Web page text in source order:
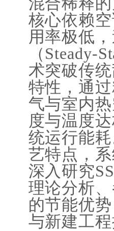
核心依赖
用率极低
（Steady-
术突破传
特性，通
气与室内
度与温度
统运行能
艺特点，
深入研究
理论分析
的节能优
与新建工